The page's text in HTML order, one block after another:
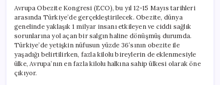
Sahipliği
Yapıyor
için
Avrupa Obezite Kongresi (ECO), bu yıl 12-15 Mayıs tarihleri
arasında Türkiye’de gerçekleştirilecek. Obezite, dünya
genelinde yaklaşık 1 milyar insanı etkileyen ve ciddi sağlık
sorunlarına yol açan bir salgın haline dönüşmüş durumda.
Türkiye’de yetişkin nüfusun yüzde 36’sının obezite ile
yaşadığı belirtilirken, fazla kilolu bireylerin de eklenmesiyle
ülke, Avrupa’nın en fazla kilolu halkına sahip ülkesi olarak öne
çıkıyor.